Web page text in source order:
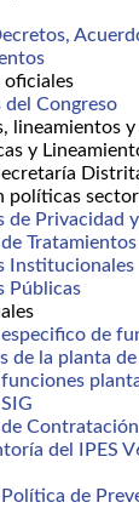
oficiales
del Congreso
lineamientos y
y
políticas
de Privacidad
Institucionales
Públicas
de
de la planta
del IPES
de